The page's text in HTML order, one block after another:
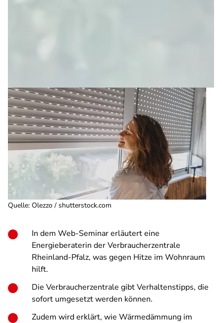
Quelle: Olezzo / shutterstock.com
In dem Web-Seminar erläutert eine
Energieberaterin der Verbraucherzentrale
Rheinland-Pfalz, was gegen Hitze im Wohnraum
hilft.
Die Verbraucherzentrale gibt Verhaltenstipps, die
sofort umgesetzt werden können.
Zudem wird erklärt, wie Wärmedämmung im